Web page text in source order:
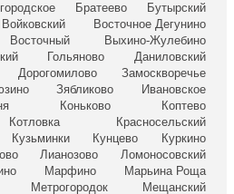
Братеево
Бутырский
Войковский
Восточное Дегунино
Восточный
Выхино-Жулебино
Гольяново
Даниловский
Дорогомилово
Замоскворечье
Зябликово
Ивановское
Коньково
Коптево
Котловка
Красносельский
Кузьминки Кунцево
Куркино
Лианозово Ломоносовский
Марфино
Марьина Роща
Метрогородок
Мещанский